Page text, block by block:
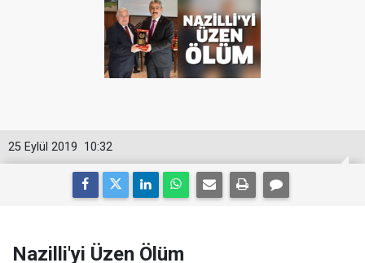
10:32
25 Eylül 2019
Nazilli'yi Üzen Ölüm